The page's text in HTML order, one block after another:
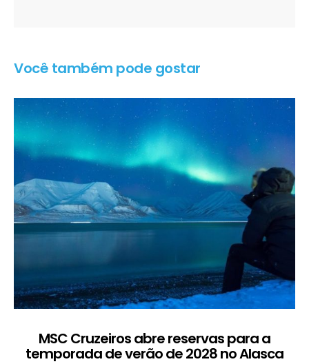
Você também pode gostar
MSC Cruzeiros abre reservas para a
temporada de verão de 2028 no Alasca